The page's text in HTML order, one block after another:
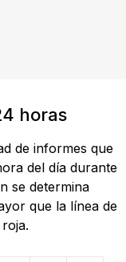
horas
de informes que
del día durante
se determina
que la línea de